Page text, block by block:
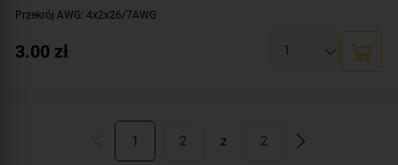
Przekrój AWG: 4x2x26/7AWG
Kolor: jasnoszary
3.00 zł
1 2 z 2